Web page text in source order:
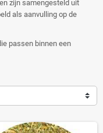
zijn samengesteld uit
als aanvulling op de
passen binnen een